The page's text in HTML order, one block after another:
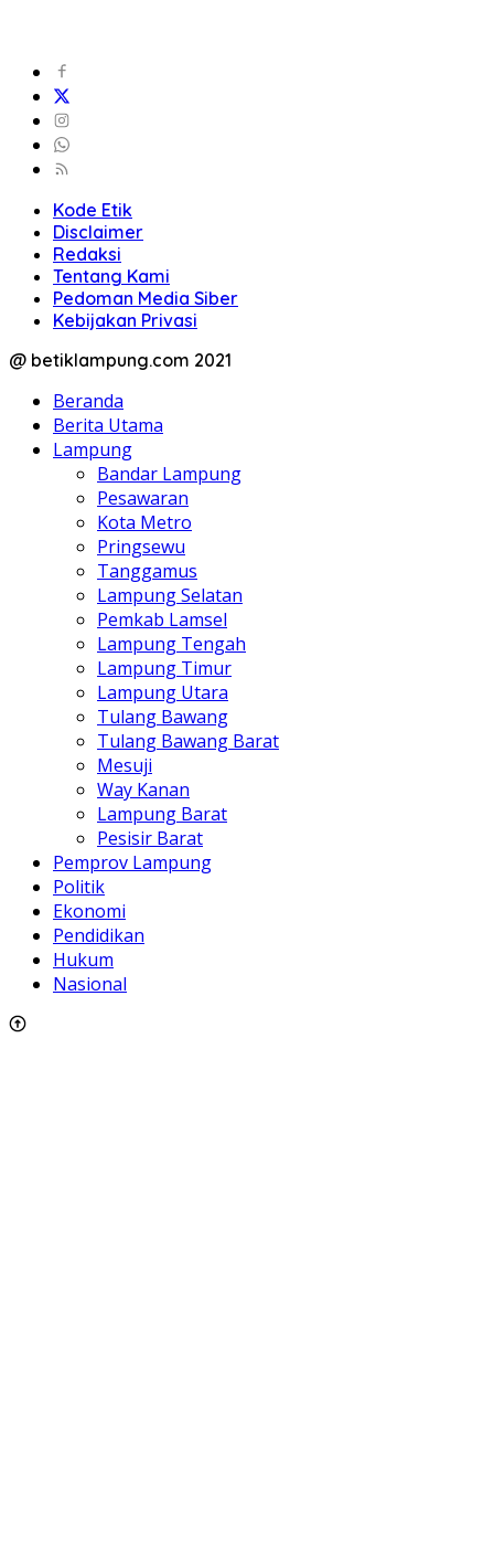
Kode Etik
Disclaimer
Redaksi
Tentang Kami
Pedoman Media Siber
Kebijakan Privasi
@ betiklampung.com 2021
Beranda
Berita Utama
Lampung
Bandar Lampung
Pesawaran
Kota Metro
Pringsewu
Tanggamus
Lampung Selatan
Pemkab Lamsel
Lampung Tengah
Lampung Timur
Lampung Utara
Tulang Bawang
Tulang Bawang Barat
Mesuji
Way Kanan
Lampung Barat
Pesisir Barat
Pemprov Lampung
Politik
Ekonomi
Pendidikan
Hukum
Nasional